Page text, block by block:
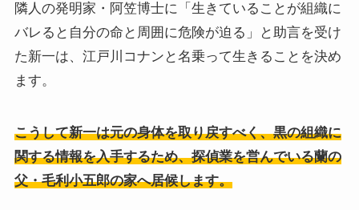
隣人の発明家・阿笠博士に「生きていることが組織に
バレると自分の命と周囲に危険が迫る」と助言を受け
た新一は、江戸川コナンと名乗って生きることを決め
ます。
こうして新一は元の身体を取り戻すべく、黒の組織に
関する情報を入手するため、探偵業を営んでいる蘭の
父・毛利小五郎の家へ居候します。